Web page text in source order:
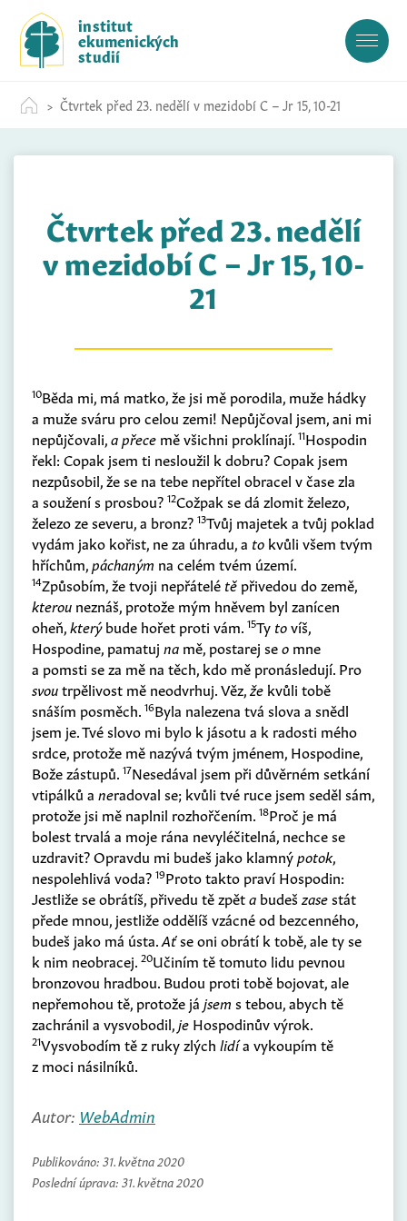
c
institut
ekumenických
studií
Čtvrtek před 23. nedělí v mezidobí C – Jr 15, 10-21
Čtvrtek před 23. nedělí
v mezidobí C – Jr 15, 10-
21
10Běda mi, má matko, že jsi mě porodila, muže hádky
a muže sváru pro celou zemi! Nepůjčoval jsem, ani mi
nepůjčovali,a přece mě všichni proklínají. 11Hospodin
řekl: Copak jsem ti nesloužil k dobru? Copak jsem
nezpůsobil, že se na tebe nepřítel obracel v čase zla
a soužení s prosbou? 12Cožpak se dá zlomit železo,
železo ze severu, a bronz? 13Tvůj majetek a tvůj poklad
vydám jako kořist, ne za úhradu, a to kvůli všem tvým
hříchům,páchaným na celém tvém území.
14Způsobím, že tvoji nepřátelé tě přivedou do země,
kterou neznáš, protože mým hněvem byl zanícen
oheň,kterýbude hořet proti vám. 15Ty tovíš,
Hospodine, pamatuj na mě, postarej seo mne
a pomsti se za mě na těch, kdo mě pronásledují. Pro
svoutrpělivost mě neodvrhuj. Věz,že kvůli tobě
snáším posměch. 16Byla nalezena tvá slova a snědl
jsem je. Tvé slovo mi bylo k jásotu a k radosti mého
srdce, protože mě nazývá tvým jménem, Hospodine,
Bože zástupů. 17Nesedával jsem při důvěrném setkání
vtipálků a neradoval se; kvůli tvé ruce jsem seděl sám,
protože jsi mě naplnil rozhořčením. 18Proč je má
bolest trvalá a moje rána nevyléčitelná, nechce se
uzdravit? Opravdu mi budeš jako klamnýpotok,
nespolehlivá voda? 19Proto takto praví Hospodin:
Jestliže se obrátíš, přivedu tě zpěta budešzasestát
přede mnou, jestliže oddělíš vzácné od bezcenného,
budeš jako má ústa.Aťse oni obrátí k tobě, ale ty se
k nim neobracej. 20Učiním tě tomuto lidu pevnou
bronzovou hradbou. Budou proti tobě bojovat, ale
nepřemohou tě, protože já jsem s tebou, abych tě
zachránil a vysvobodil,je Hospodinův výrok.
21Vysvobodím tě z ruky zlých lidía vykoupím tě
z moci násilníků.
Autor: WebAdmin
Publikováno: 31. května 2020
Poslední úprava: 31. května 2020